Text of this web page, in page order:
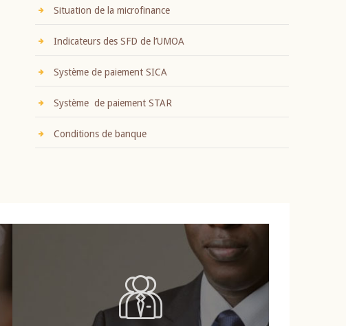
Situation de la microfinance
Indicateurs des SFD de l’UMOA
Système de paiement SICA
Système de paiement STAR
Conditions de banque